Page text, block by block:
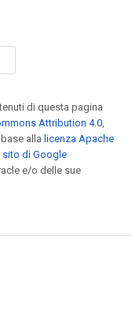
di questa pagina
Attribution 4.0
alla licenza Apache
sito di Google
e/o delle sue